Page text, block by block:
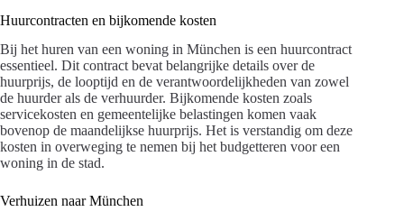
Huurcontracten en bijkomende kosten
Bij het huren van een woning in München is een huurcontract
essentieel. Dit contract bevat belangrijke details over de
huurprijs, de looptijd en de verantwoordelijkheden van zowel
de huurder als de verhuurder. Bijkomende kosten zoals
servicekosten en gemeentelijke belastingen komen vaak
bovenop de maandelijkse huurprijs. Het is verstandig om deze
kosten in overweging te nemen bij het budgetteren voor een
woning in de stad.
Verhuizen naar München